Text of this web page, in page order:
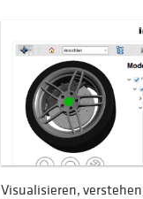
Visualisieren,